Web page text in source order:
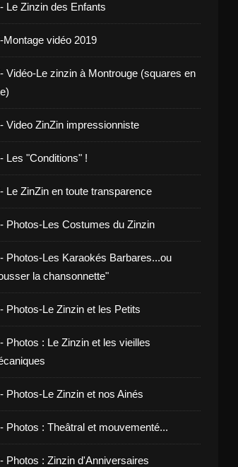
Le Zinzin des Enfants
Montage vidéo 2019
Vidéo-Le zinzin à Montrouge (squares en
Video ZinZin impressionniste
Les "Conditions" !
Le ZinZin en toute transparence
Photos-Les Costumes du Zinzin
Photos-Les Karaokés Barbares...ou
la chansonnette"
Photos-Le Zinzin et les Petits
Photos : Le Zinzin et les vieilles
Photos-Le Zinzin et nos Ainés
Photos : Theâtral et mouvementé...
Photos : Zinzin d'Anniversaires